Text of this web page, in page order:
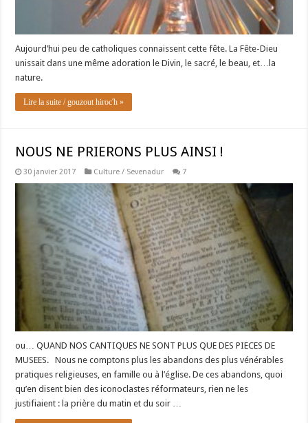
Aujourd’hui peu de catholiques connaissent cette fête. La Fête-Dieu
unissait dans une même adoration le Divin, le sacré, le beau, et…la
nature.
Lire la suite / gouzout hiroc'h »
NOUS NE PRIERONS PLUS AINSI !
30 janvier 2017 Culture / Sevenadur 7
ou… QUAND NOS CANTIQUES NE SONT PLUS QUE DES PIECES DE
MUSEES. Nous ne comptons plus les abandons des plus vénérables
pratiques religieuses, en famille ou à l’église. De ces abandons, quoi
qu’en disent bien des iconoclastes réformateurs, rien ne les
justifiaient : la prière du matin et du soir …